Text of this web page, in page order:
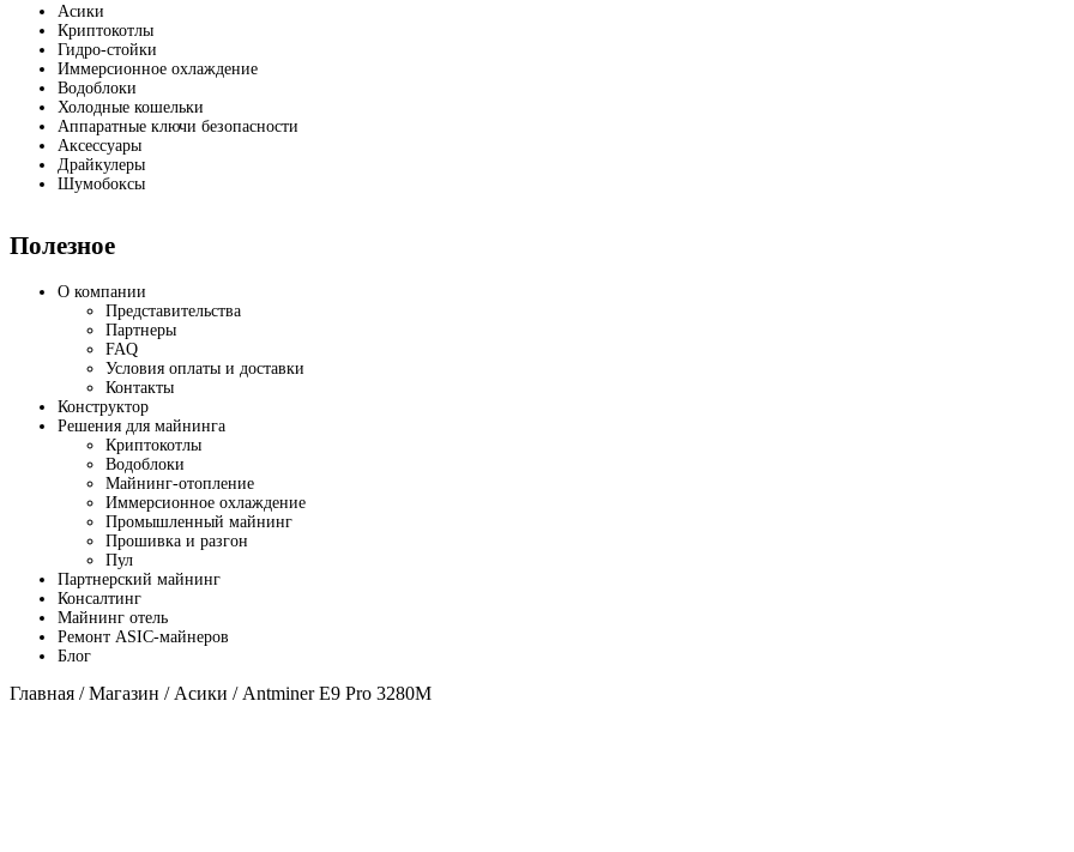
Асики
Криптокотлы
Гидро-стойки
Иммерсионное охлаждение
Водоблоки
Холодные кошельки
Аппаратные ключи безопасности
Аксессуары
Драйкулеры
Шумобоксы
Полезное
О компании
Представительства
Партнеры
FAQ
Условия оплаты и доставки
Контакты
Конструктор
Решения для майнинга
Криптокотлы
Водоблоки
Майнинг-отопление
Иммерсионное охлаждение
Промышленный майнинг
Прошивка и разгон
Пул
Партнерский майнинг
Консалтинг
Майнинг отель
Ремонт ASIC-майнеров
Блог
Главная /Магазин / Асики / Antminer E9 Pro 3280M